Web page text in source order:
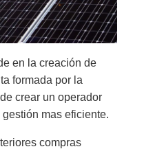
en la creación de
formada por la
crear un operador
mas eficiente.
compras